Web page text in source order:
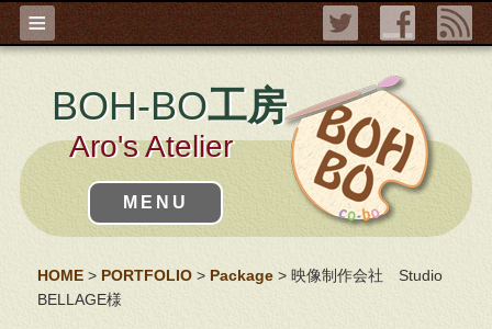
BOH-BO工房
Aro's Atelier
MENU
≡
HOME> PORTFOLIO> Package> 映像制作会社 Studio
BELLAGE様